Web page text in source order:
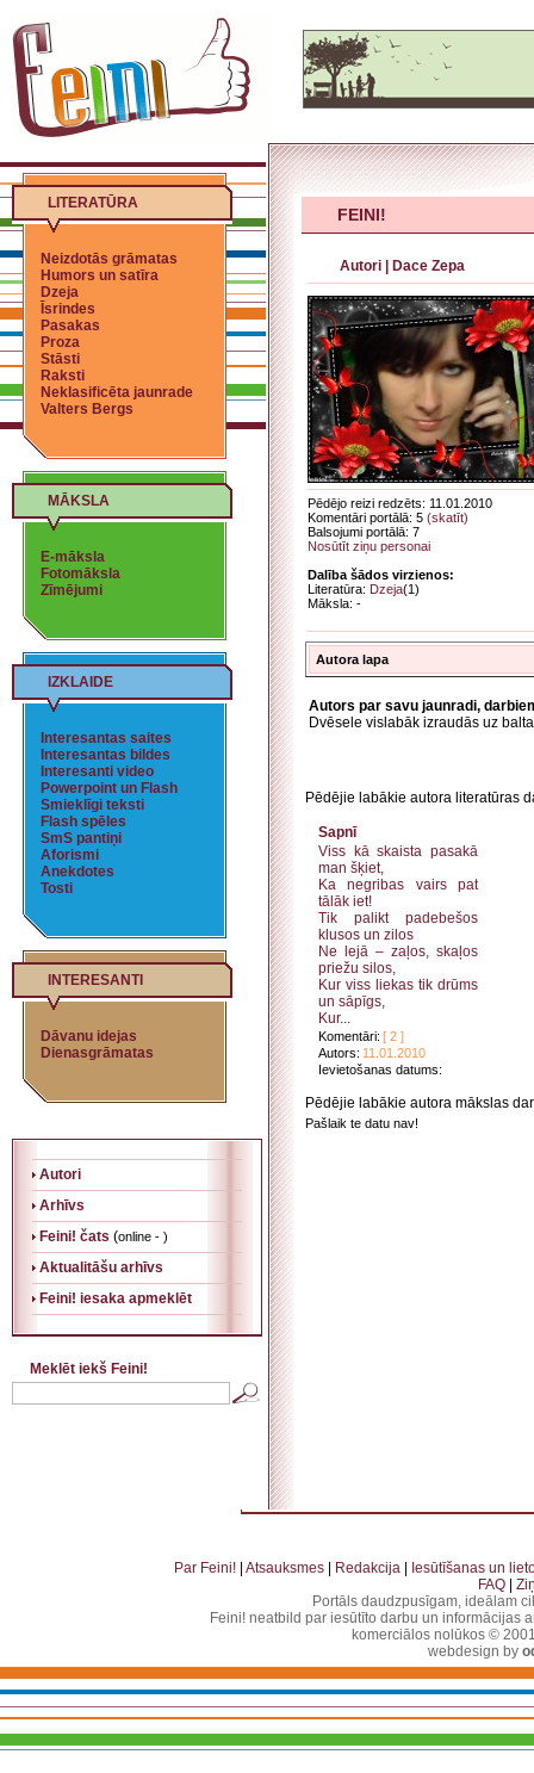
LITERATŪRA
Neizdotās grāmatas
Humors un satīra
Dzeja
Īsrindes
Pasakas
Proza
Stāsti
Raksti
Neklasificēta jaunrade
Valters Bergs
MĀKSLA
E-māksla
Fotomāksla
Zīmējumi
IZKLAIDE
Interesantas saites
Interesantas bildes
Interesanti video
Powerpoint un Flash
Smieklīgi teksti
Flash spēles
SmS pantiņi
Aforismi
Anekdotes
Tosti
INTERESANTI
Dāvanu idejas
Dienasgrāmatas
Autori
Arhīvs
Feini! čats (online - )
Aktualitāšu arhīvs
Feini! iesaka apmeklēt
Meklēt iekš Feini!
FEINI!
Autori Dace Zepa
Pēdējo reizi redzēts: 11.01.2010
Komentāri portālā: 5 (skatīt)
Balsojumi portālā: 7
Nosūtīt ziņu personai
Dalība šādos virzienos:
Literatūra: Dzeja(1)
Māksla: -
Autora lapa
Autors par savu jaunradi,
Dvēsele vislabāk izraudās uz
Pēdējie labākie autora literatūras
Sapnī
Viss kā skaista pasakā
man šķiet,
Ka negribas vairs pat
tālāk iet!
Tik palikt padebešos
klusos un zilos
Ne lejā – zaļos, skaļos
priežu silos,
Kur viss liekas tik drūms
un sāpīgs,
Kur...
Komentāri: [ 2 ]
Autors:
Ievietošanas datums:
11.01.2010
Pēdējie labākie autora mākslas
Pašlaik te datu nav!
Par Feini! Atsauksmes Redakcija
Iesūtīšanas un
FAQ
Portāls daudzpusīgam, ideālam
Feini! neatbild par iesūtīto darbu un informācijas
komerciālos nolūkos ©
webdesign by